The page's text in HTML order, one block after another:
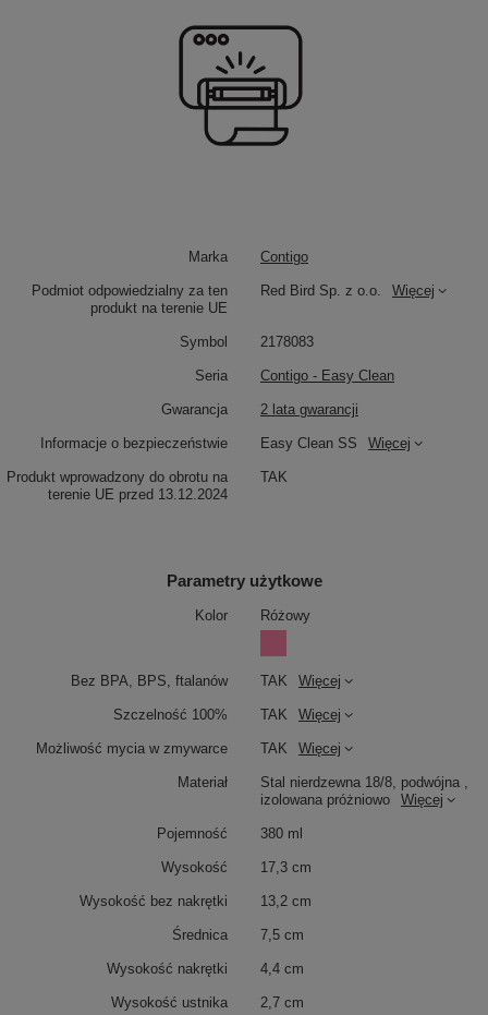
Marka Contigo
Podmiot odpowiedzialny za ten
produkt na terenie UE
Red Bird Sp. z o.o. Więcej
Symbol 2178083
Seria Contigo - Easy Clean
Gwarancja 2 lata gwarancji
Informacje o bezpieczeństwie Easy Clean SS Więcej
Produkt wprowadzony do obrotu na
terenie UE przed 13.12.2024
TAK
Parametry użytkowe
Kolor Różowy
Bez BPA, BPS, ftalanów TAK Więcej
Szczelność 100% TAK Więcej
Możliwość mycia w zmywarce TAK Więcej
Materiał
Stal nierdzewna 18/8, podwójna ,
izolowana próżniowo
Więcej
Pojemność 380 ml
Wysokość 17,3 cm
Wysokość bez nakrętki 13,2 cm
Średnica 7,5 cm
Wysokość nakrętki 4,4 cm
Wysokość ustnika 2,7 cm